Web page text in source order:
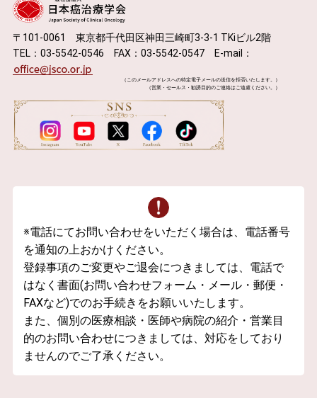
〒101-0061 東京都千代田区神田三崎町3-3-1 TKiビル2階
TEL：03-5542-0546 FAX：03-5542-0547 E-mail：
（このメールアドレスへの特定電子メールの送信を拒否いたします。）
（営業・セールス・勧誘目的のご連絡はご遠慮ください。）
※電話にてお問い合わせをいただく場合は、電話番号
を通知の上おかけください。
登録事項のご変更やご退会につきましては、電話で
はなく書面(お問い合わせフォーム・メール・郵便・
FAXなど)でのお手続きをお願いいたします。
また、個別の医療相談・医師や病院の紹介・営業目
的のお問い合わせにつきましては、対応をしており
ませんのでご了承ください。